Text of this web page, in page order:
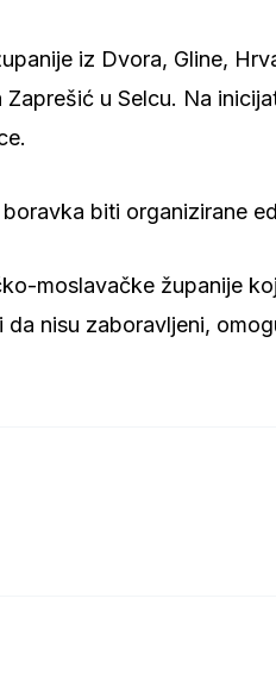
iz Dvora, Gline,
u Selcu. Na
biti organizirane
moslavačke županije
nisu zaboravljeni,